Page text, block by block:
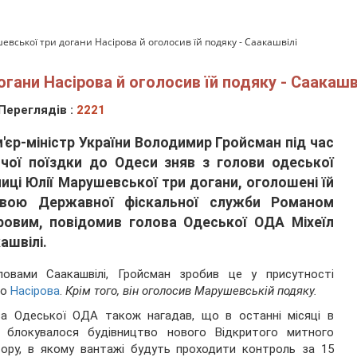
три догани Насірова й оголосив їй подяку - Саакашвілі
Насірова й оголосив їй подяку -
: 2221
міністр України Володимир Гройсман під час
поїздки до Одеси зняв з голови одеської
Юлії Марушевської три догани, оголошені їй
Державної фіскальної служби Романом
повідомив голова Одеської ОДА Міхеїл
Саакашвілі, Гройсман зробив це у присутності
Насірова. Крім того, він оголосив Марушевській подяку.
Одеської ОДА також нагадав, що в останні місяці в
блокувалося будівництво нового Відкритого митного
в якому вантажі будуть проходити контроль за 15